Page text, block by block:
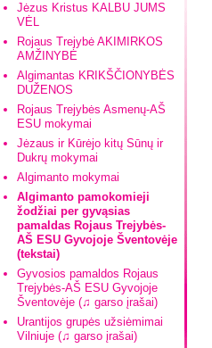
Jėzus Kristus KALBU JUMS
VĖL
Rojaus Trejybė AKIMIRKOS
AMŽINYBĖ
Algimantas KRIKŠČIONYBĖS
DUŽENOS
Rojaus Trejybės Asmenų-AŠ
ESU mokymai
Jėzaus ir Kūrėjo kitų Sūnų ir
Dukrų mokymai
Algimanto mokymai
Algimanto pamokomieji
žodžiai per gyvąsias
pamaldas Rojaus Trejybės-
AŠ ESU Gyvojoje Šventovėje
(tekstai)
Gyvosios pamaldos Rojaus
Trejybės-AŠ ESU Gyvojoje
Šventovėje (♫ garso įrašai)
Urantijos grupės užsiėmimai
Vilniuje (♫ garso įrašai)